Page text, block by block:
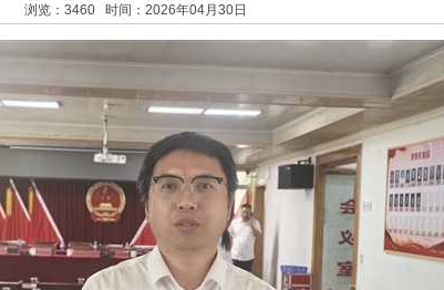
浏览：3460 时间：2026年04月30日